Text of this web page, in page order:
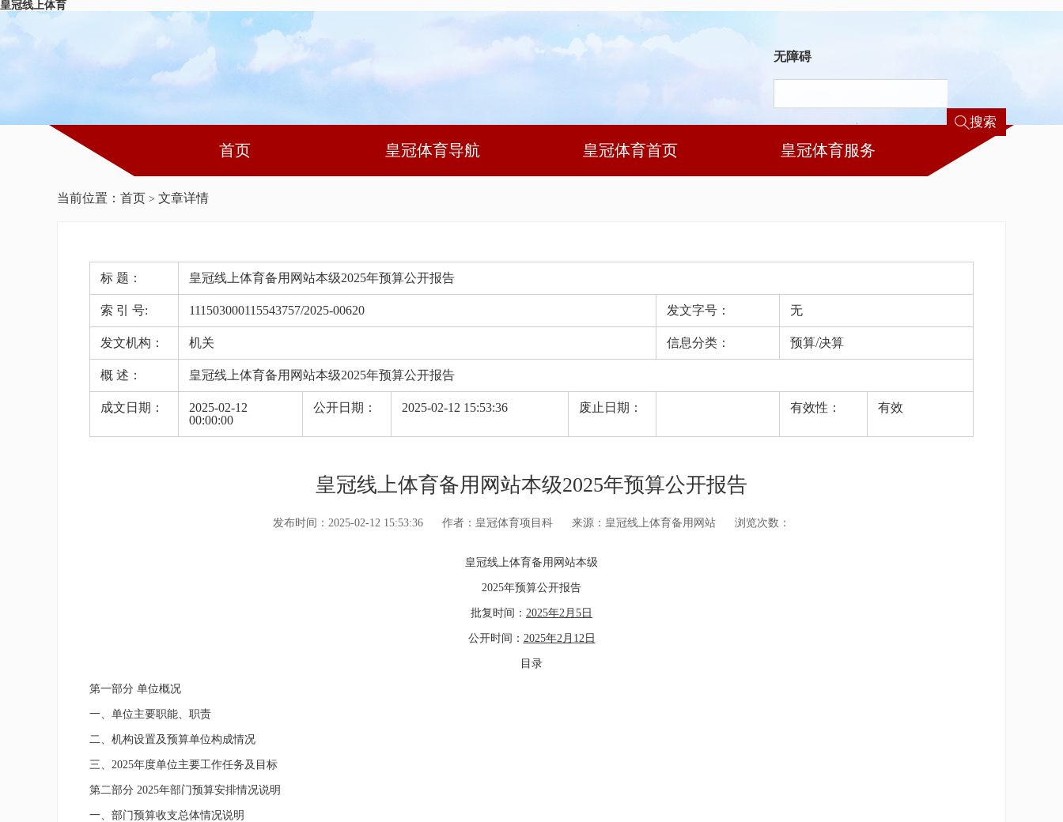
皇冠线上体育
无障碍
搜索
首页 皇冠体育导航 皇冠体育首页 皇冠体育服务
当前位置： 首页 > 文章详情
标 题： 皇冠线上体育备用网站本级2025年预算公开报告
索 引 号: 111503000115543757/2025-00620 发文字号： 无
发文机构： 机关 信息分类： 预算/决算
概 述： 皇冠线上体育备用网站本级2025年预算公开报告
成文日期：
2025-02-12
00:00:00
公开日期： 2025-02-12 15:53:36 废止日期： 有效性： 有效
皇冠线上体育备用网站本级2025年预算公开报告
发布时间：2025-02-12 15:53:36 作者：皇冠体育项目科 来源：皇冠线上体育备用网站 浏览次数：
皇冠线上体育备用网站本级
2025年预算公开报告
批复时间： 2025年2月 5 日
公开时间： 2025年2月 12日
目录
第一部分 单位概况
一、单位主要职能、职责
二、机构设置及预算单位构成情况
三、 2025年度单位主要工作任务及目标
第二部分 2025年部门预算安排情况说明
一、部门预算收支总体情况说明